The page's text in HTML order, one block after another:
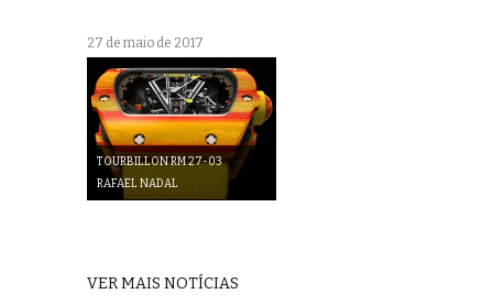
27 de maio de 2017
TOURBILLON RM 27-03
RAFAEL NADAL
VER MAIS NOTÍCIAS